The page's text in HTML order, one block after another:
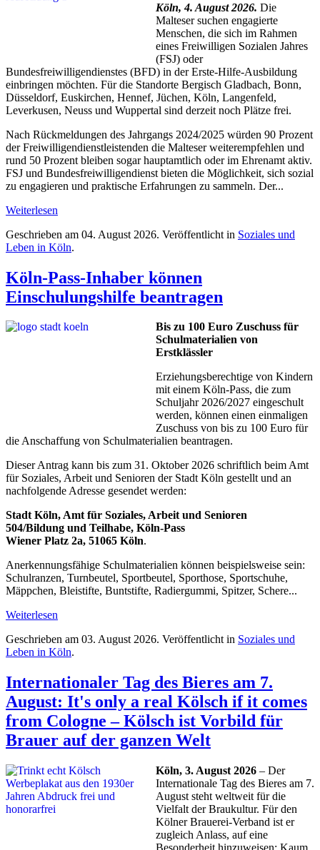
Köln, 4. August 2026. Die
Malteser suchen engagierte
Menschen, die sich im Rahmen
eines Freiwilligen Sozialen Jahres
(FSJ) oder
Bundesfreiwilligendienstes (BFD) in der Erste-Hilfe-Ausbildung
einbringen möchten. Für die Standorte Bergisch Gladbach, Bonn,
Düsseldorf, Euskirchen, Hennef, Jüchen, Köln, Langenfeld,
Leverkusen, Neuss und Wuppertal sind derzeit noch Plätze frei.
Nach Rückmeldungen des Jahrgangs 2024/2025 würden 90 Prozent
der Freiwilligendienstleistenden die Malteser weiterempfehlen und
rund 50 Prozent bleiben sogar hauptamtlich oder im Ehrenamt aktiv.
FSJ und Bundesfreiwilligendienst bieten die Möglichkeit, sich sozial
zu engagieren und praktische Erfahrungen zu sammeln. Der...
Weiterlesen
Geschrieben am 04. August 2026. Veröffentlicht in Soziales und
Leben in Köln.
Köln-Pass-Inhaber können
Einschulungshilfe beantragen
Bis zu 100 Euro Zuschuss für
Schulmaterialien von
Erstklässler
Erziehungsberechtige von Kindern
mit einem Köln-Pass, die zum
Schuljahr 2026/2027 eingeschult
werden, können einen einmaligen
Zuschuss von bis zu 100 Euro für
die Anschaffung von Schulmaterialien beantragen.
Dieser Antrag kann bis zum 31. Oktober 2026 schriftlich beim Amt
für Soziales, Arbeit und Senioren der Stadt Köln gestellt und an
nachfolgende Adresse gesendet werden:
Stadt Köln, Amt für Soziales, Arbeit und Senioren
504/Bildung und Teilhabe, Köln-Pass
Wiener Platz 2a, 51065 Köln.
Anerkennungsfähige Schulmaterialien können beispielsweise sein:
Schulranzen, Turnbeutel, Sportbeutel, Sporthose, Sportschuhe,
Mäppchen, Bleistifte, Buntstifte, Radiergummi, Spitzer, Schere...
Weiterlesen
Geschrieben am 03. August 2026. Veröffentlicht in Soziales und
Leben in Köln.
Internationaler Tag des Bieres am 7.
August: It's only a real Kölsch if it comes
from Cologne – Kölsch ist Vorbild für
Brauer auf der ganzen Welt
Köln, 3. August 2026 – Der
Internationale Tag des Bieres am 7.
August steht weltweit für die
Vielfalt der Braukultur. Für den
Kölner Brauerei-Verband ist er
zugleich Anlass, auf eine